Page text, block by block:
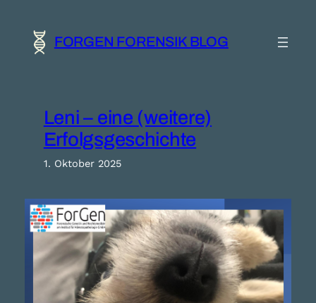
springen
FORGEN FORENSIK BLOG
Leni – eine (weitere)
Erfolgsgeschichte
1. Oktober 2025